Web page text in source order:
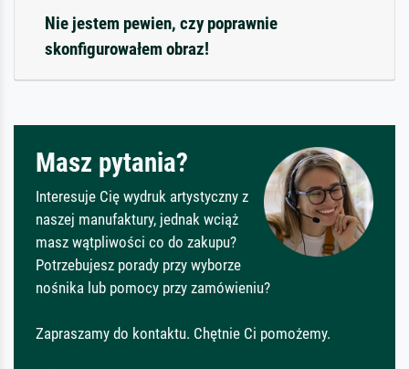
Nie jestem pewien, czy poprawnie
skonfigurowałem obraz!
Masz pytania?
Interesuje Cię wydruk artystyczny z
naszej manufaktury, jednak wciąż
masz wątpliwości co do zakupu?
Potrzebujesz porady przy wyborze
nośnika lub pomocy przy zamówieniu?
Zapraszamy do kontaktu. Chętnie Ci pomożemy.